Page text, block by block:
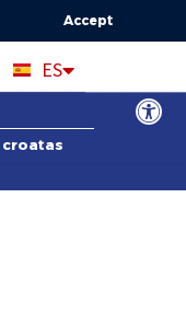
Abrir
Accept
ES
HR
EN